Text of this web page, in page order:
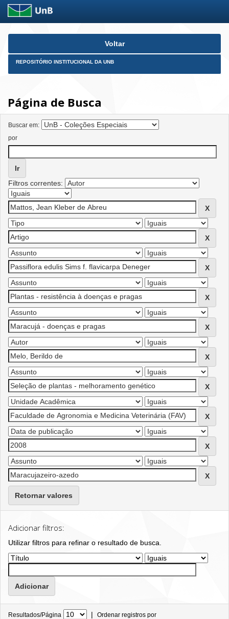
Skip
Voltar
REPOSITÓRIO INSTITUCIONAL DA UNB
Página de Busca
Buscar em:
por
Filtros correntes:
Retornar valores
Adicionar filtros:
Utilizar filtros para refinar o resultado de busca.
Resultados/Página | Ordenar registros por